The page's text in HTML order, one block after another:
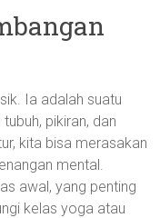
Ia adalah suatu
pikiran, dan
kita bisa merasakan
mental.
awal, yang penting
kelas yoga atau